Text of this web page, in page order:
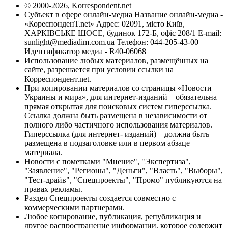
© 2000-2026, Korrespondent.net
Субъект в сфере онлайн-медиа Название онлайн-медиа -
«КореспонденТ.net» Адрес: 02091, місто Київ,
ХАРКІВСЬКЕ ШОСЕ, будинок 172-Б, офіс 208/1 E-mail:
sunlight@mediadim.com.ua Телефон: 044-205-43-00
Идентификатор медиа - R40-06068
Использование любых материалов, размещённых на
сайте, разрешается при условии ссылки на
Корреспондент.net.
При копировании материалов со страницы «Новости
Украины и мира», для интернет-изданий – обязательна
прямая открытая для поисковых систем гиперссылка.
Ссылка должна быть размещена в независимости от
полного либо частичного использования материалов.
Гиперссылка (для интернет- изданий) – должна быть
размещена в подзаголовке или в первом абзаце
материала.
Новости с пометками "Мнение", "Экспертиза",
"Заявление", "Регионы", "Деньги", "Власть", "Выборы",
"Тест-драйв", "Спецпроекты", "Промо" публикуются на
правах рекламы.
Раздел Спецпроекты создается совместно с
коммерческими партнерами.
Любое копирование, публикация, републикация и
другое распространение информации, которое содержит